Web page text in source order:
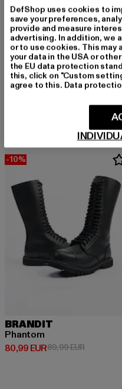
URBAN CLASSICS
Derzeitiger Preis: 36,99 EUR
-10%
BRANDIT
Phantom
80,99 EUR
Derzeitiger Preis: 80,99 EUR
89,99 EUR
DefShop uses cookies to
save your preferences,
provide and measure
advertising. In addition, we
or to use cookies. This
your data in the USA or
the EU data protection
this, click on "Custom
agree to this. Data